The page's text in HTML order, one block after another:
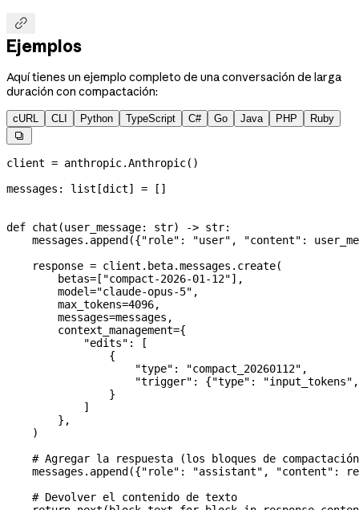

Ejemplos
Aquí tienes un ejemplo completo de una conversación de larga
duración con compactación:
cURL CLI Python TypeScript C# Go Java PHP Ruby

client = anthropic.Anthropic()
messages: list[dict] = []
def chat (user_message: str) -> str:
    messages.append({
"role" : "user" , "content" :
    response
= client.beta.messages.create(
        betas
= [ "compact-2026-01-12"],
        model
="claude-opus-5" ,
        max_tokens
=4096,
        messages
=messages,
        context_management
={
            "edits"
: [
                {
                    "type"
: "compact_20260112" ,
                    "trigger"
: {"type" : "input_tokens"
                }
            ]
        },
    )
# Agregar la respuesta (los bloques de
    messages.append({
"role" : "assistant" , "content" :
    # Devolver el contenido de texto